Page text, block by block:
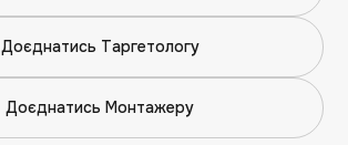
Доєднатись Таргетологу
Доєднатись Монтажеру